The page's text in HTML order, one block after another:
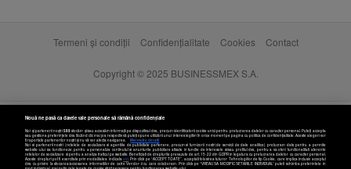
Termeni și condiții Confidențialitate Cookies Contact
Copyright © 2025 BUSINESSMEX S.A.
Nouă ne pasă ca datele tale personale să rămână confidențiale
Noi și partenerii noștri589stocăm și/sau accesăm informații pe dispozitivul dvs., precum identificatorii cookie unici pentru prelucrarea datelor cu caracter personal. Puteți accepta
sau gestiona preferințele dvs. făcând clic mai jos, respectiv vă puteți opune utilizării unui interes legitim în orice moment pe pagina cu politica de confidențialitate. Aceste alegeri vor
fi raportate partenerilor noștri și nu vă vor afecta navigarea.
Mai multe detalii
Noi si partenerii nostri (retelele de socializare si agentiile de publicitate partenere, precum si furnizorii nostri de servicii de date analitice) prelucram date pentru a permite
website-ului sa functioneze, pentru a personaliza continutul si anunturile publicitare afisate in functie de interesele si/sau profilul dvs., pentru a va oferi functionalitati aferente
retelelor de socializare si pentru a analiza traficul pe website. Beneficiati de drepturile prevazute de art. 15-22 din GDPR in legatura cu prelucrarea datelor cu caracter personal.
Aceste drepturi pot fi exercitate prin modalitatea indicataaici. Prin click pe “ACCEPT TOATE”, acceptati folosirea tuturor Tehnologiilor de tip Cookie, care implica inclusiv acceptul
dvs. cu privire la stocarea/accesarea informatiilor de catre Vendor-ii cu care colaboram. Prin click pe “VREAU SA MODIFIC SETARILE INDIVIDUAL” puteti schimba preferintele in
mod individual, mai putin cele legate de cookie strict necesare pentru functionarea website-ului.